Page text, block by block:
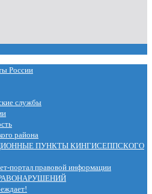
России
службы
района
ПУНКТЫ КИНГИСЕППСКОГО
портал правовой информации